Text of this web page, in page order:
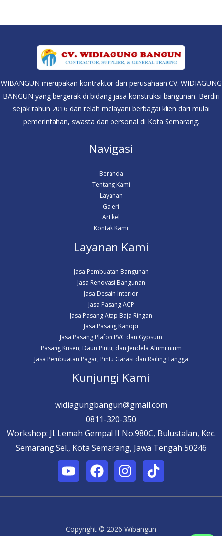
WIBANGUN merupakan kontraktor dari perusahaan CV. WIDIAGUNG
BANGUN yang bergerak di bidang jasa konstruksi bangunan. Berdiri
sejak tahun 2016 dan telah melayani berbagai klien dari mulai
pemerintahan, swasta dan personal di Kota Semarang.
Navigasi
Beranda
Tentang Kami
Layanan
Galeri
Artikel
Kontak Kami
Layanan Kami
Jasa Pembuatan Bangunan
Jasa Renovasi Bangunan
Jasa Desain Interior
Jasa Pasang ACP
Jasa Pasang Atap Baja Ringan
Jasa Pasang Kanopi
Jasa Pasang Plafon PVC dan Gypsum
Pasang Kusen, Daun Pintu, dan Jendela Alumunium
Jasa Pembuatan Pagar, Pintu Garasi dan Railing Tangga
Kunjungi Kami
widiagungbangun@gmail.com
0811-320-350
Workshop: Jl. Lemah Gempal II No.980C, Bulustalan, Kec.
Semarang Sel., Kota Semarang, Jawa Tengah 50246
Copyright © 2026 Wibangun